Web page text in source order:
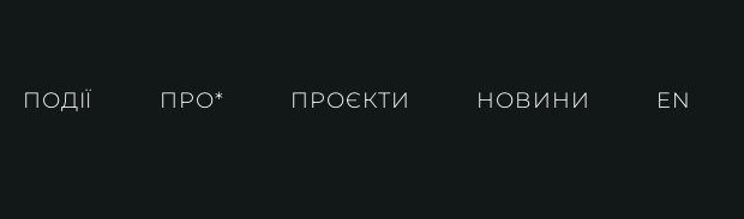
ПОДІЇ ПРО* ПРОЄКТИ НОВИНИ EN